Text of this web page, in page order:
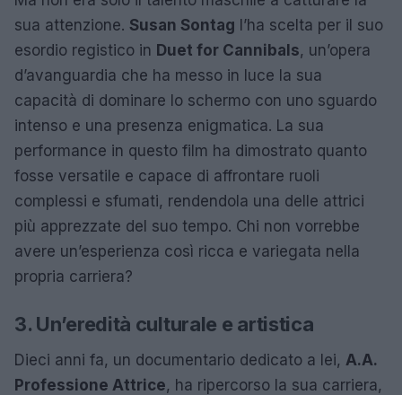
sua attenzione. Susan Sontag l’ha scelta per il suo
esordio registico in Duet for Cannibals, un’opera
d’avanguardia che ha messo in luce la sua
capacità di dominare lo schermo con uno sguardo
intenso e una presenza enigmatica. La sua
performance in questo film ha dimostrato quanto
fosse versatile e capace di affrontare ruoli
complessi e sfumati, rendendola una delle attrici
più apprezzate del suo tempo. Chi non vorrebbe
avere un’esperienza così ricca e variegata nella
propria carriera?
3. Un’eredità culturale e artistica
Dieci anni fa, un documentario dedicato a lei, A.A.
Professione Attrice, ha ripercorso la sua carriera,